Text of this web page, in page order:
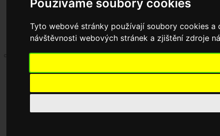
Používáme soubory cookies
Tyto webové stránky používají soubory cookies a
návštěvnosti webových stránek a zjištění zdroje
Aktuality
Dokumenty základní školy
Jednací řád